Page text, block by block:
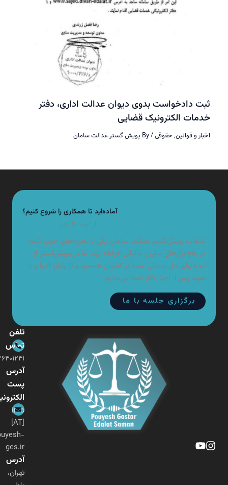
ثبت دادخواست بدوی دیوان عدالت اداری، دفتر
خدمات الکترونیک قضایی
اخبار و قوانین,حقوقی/ By پویش گستر عدالت سامان
آماده‌اید تا همکاری را شروع کنیم؟
از ایده تا اجرا
انتخاب پویش‌گستر عدالت سامان یکی از تجربه‌های خوب شما
در رفع نیازهای مالی و مالیاتی خواهد بود. ما در پویش‌گستر از
ایده برای حل مسائل شما در کنارتان هستیم و تا پایان اجرا و با
تعهد پس از اجرا، کنار شما می‌مانیم.
برگزاری جلسه با ما
تماس
۰۲۱-۲۶۴۰۱۲۴۱
آدرس
پست
الکترونیکی
pouyesh-
ges.ir
آدرس
تهران،